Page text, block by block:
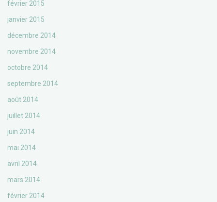
février 2015
janvier 2015
décembre 2014
novembre 2014
octobre 2014
septembre 2014
août 2014
juillet 2014
juin 2014
mai 2014
avril 2014
mars 2014
février 2014